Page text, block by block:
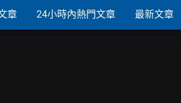
章 24小時內熱門文章 最新文章